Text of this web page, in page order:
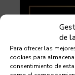
de
Para ofrecer las
cookies para
consentimiento de